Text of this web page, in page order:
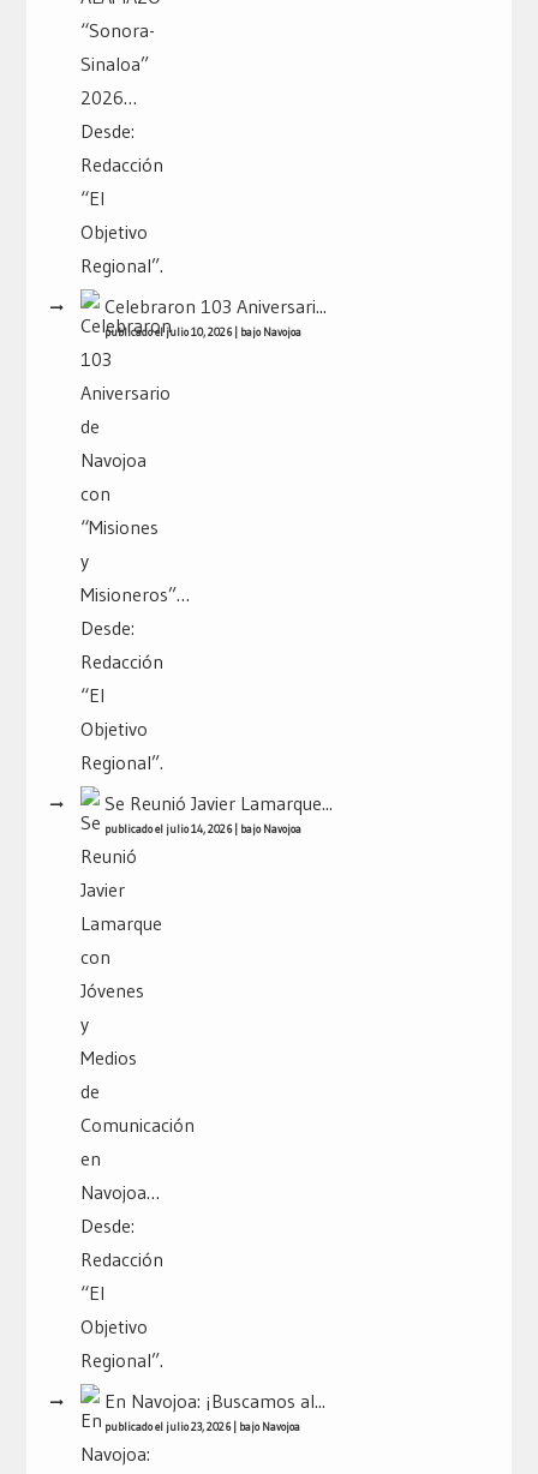
Celebraron 103 Aniversari...
publicado el julio 10, 2026| bajoNavojoa
Se Reunió Javier Lamarque...
publicado el julio 14, 2026| bajoNavojoa
En Navojoa: ¡Buscamos al...
publicado el julio 23, 2026| bajoNavojoa